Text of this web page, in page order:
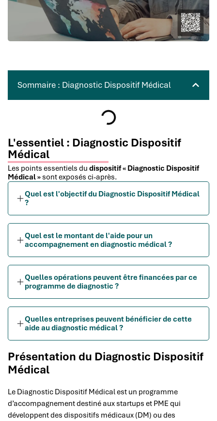
Sommaire : Diagnostic Dispositif Médical
L'essentiel : Diagnostic Dispositif
Médical
Les points essentiels du dispositif « Diagnostic Dispositif
Médical » sont exposés ci-après.
Quel est l'objectif du Diagnostic Dispositif Médical
?
Quel est le montant de l'aide pour un
accompagnement en diagnostic médical ?
Quelles opérations peuvent être financées par ce
programme de diagnostic ?
Quelles entreprises peuvent bénéficier de cette
aide au diagnostic médical ?
Présentation du Diagnostic Dispositif
Médical
Le Diagnostic Dispositif Médical est un programme
d’accompagnement destiné aux startups et PME qui
développent des dispositifs médicaux (DM) ou des